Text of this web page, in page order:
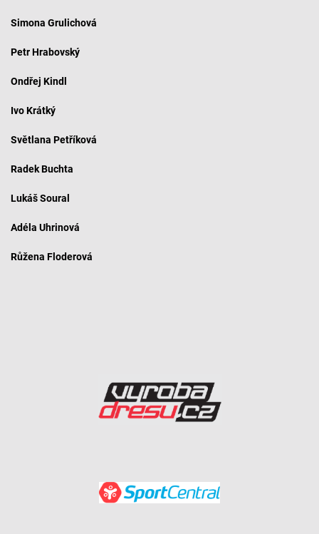
Simona Grulichová
Petr Hrabovský
Ondřej Kindl
Ivo Krátký
Světlana Petříková
Radek Buchta
Lukáš Soural
Adéla Uhrinová
Růžena Floderová